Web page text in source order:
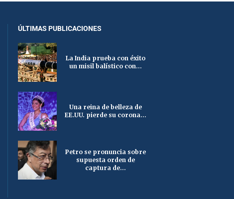
ÚLTIMAS PUBLICACIONES
La India prueba con éxito
un misil balístico con...
Una reina de belleza de
EE.UU. pierde su corona...
Petro se pronuncia sobre
supuesta orden de
captura de...